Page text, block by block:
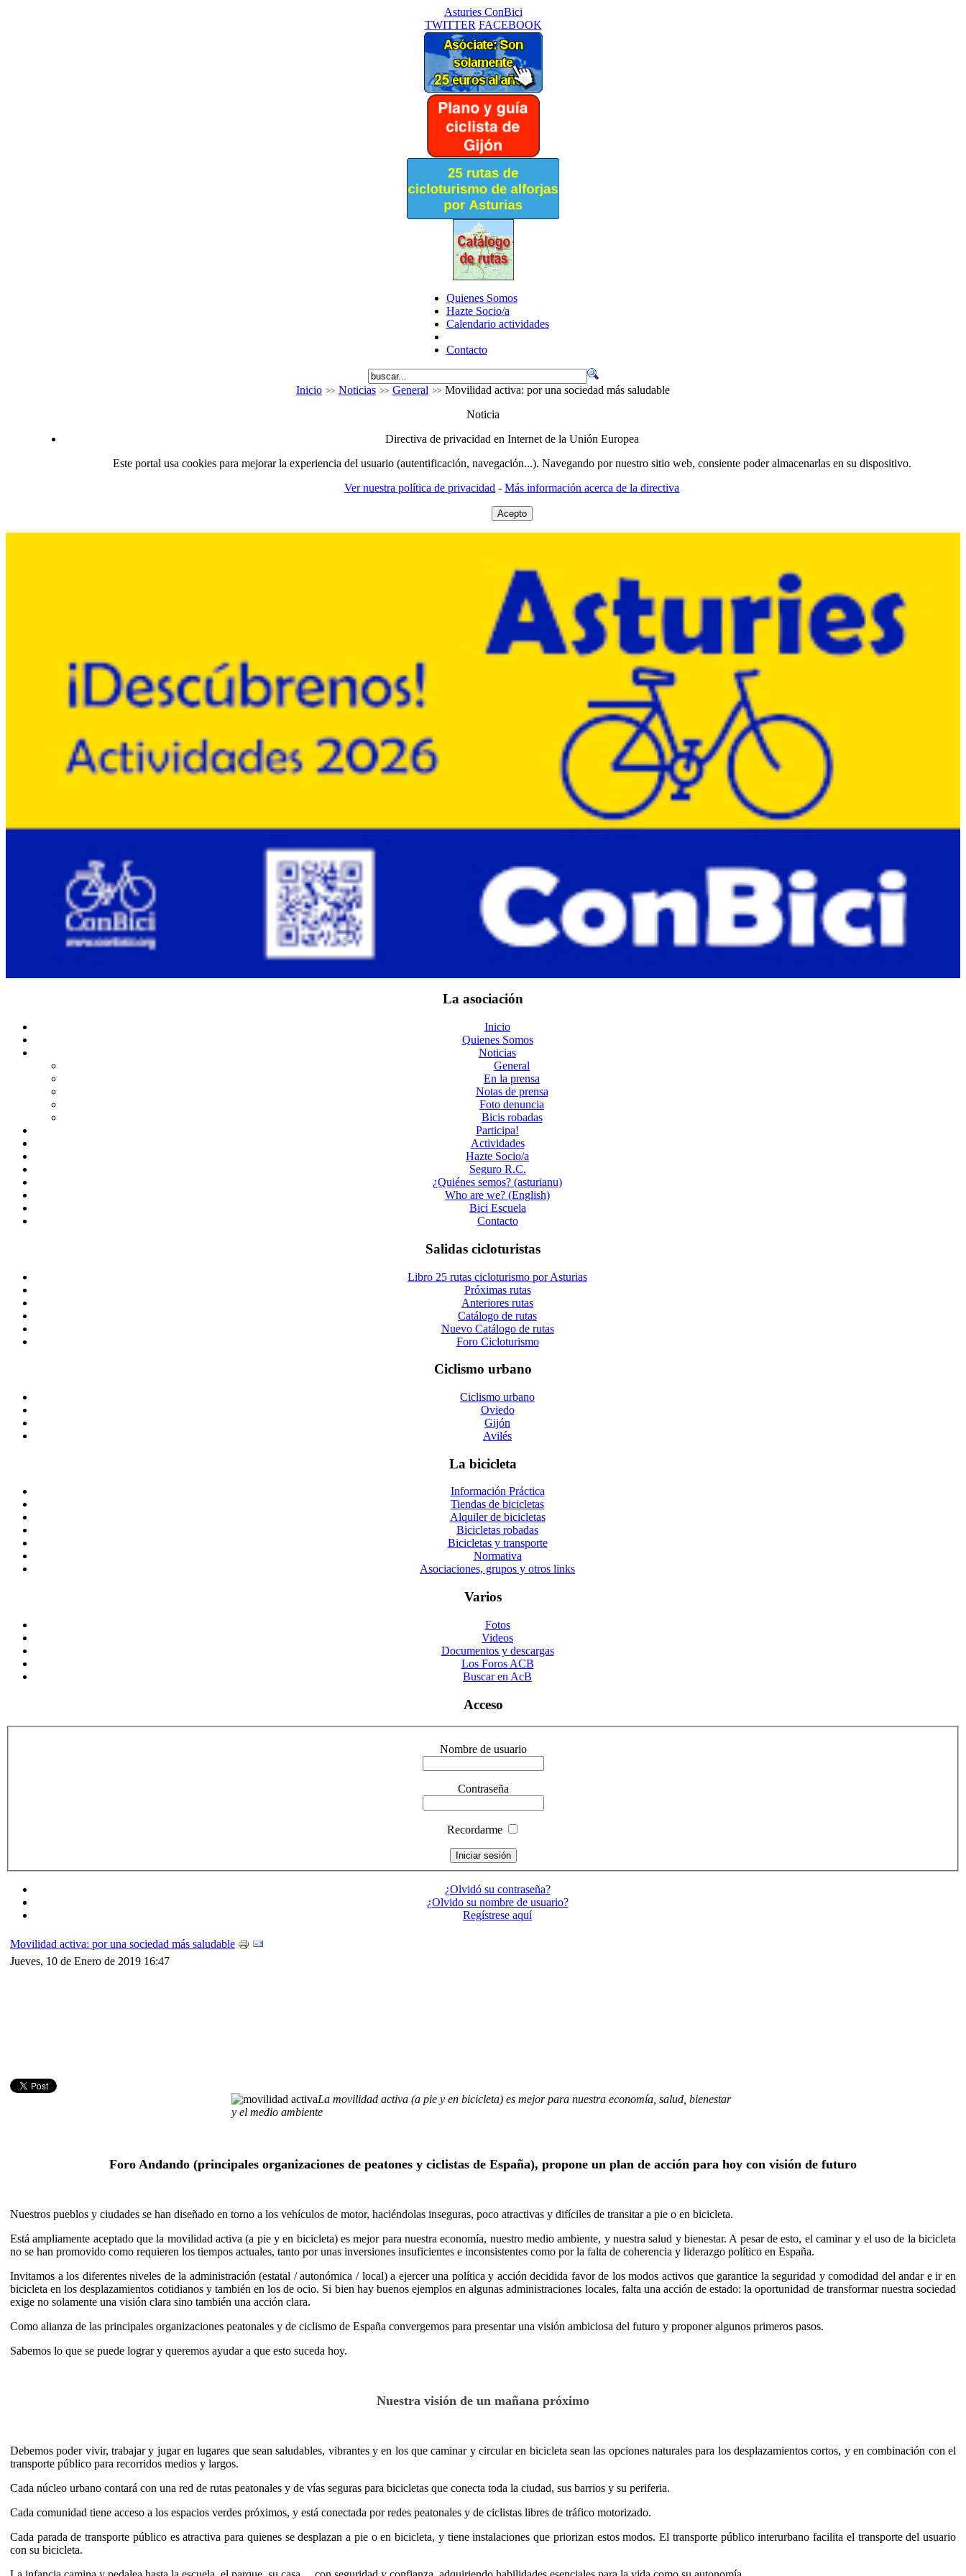
Asturies ConBici
TWITTER FACEBOOK
Quienes Somos
Hazte Socio/a
Calendario actividades
Contacto
Inicio Noticias General
Movilidad activa: por una sociedad más saludable
Noticia
Directiva de privacidad en Internet de la Unión Europea
Este portal usa cookies para mejorar la experiencia del usuario (autentificación, navegación...). Navegando por nuestro sitio web, consiente poder almacenarlas en su dispositivo.
Ver nuestra política de privacidad - Más información acerca de la directiva
Acepto
La asociación
Inicio
Quienes Somos
Noticias
General
En la prensa
Notas de prensa
Foto denuncia
Bicis robadas
Participa!
Actividades
Hazte Socio/a
Seguro R.C.
¿Quiénes semos? (asturianu)
Who are we? (English)
Bici Escuela
Contacto
Salidas cicloturistas
Libro 25 rutas cicloturismo por Asturias
Próximas rutas
Anteriores rutas
Catálogo de rutas
Nuevo Catálogo de rutas
Foro Cicloturismo
Ciclismo urbano
Ciclismo urbano
Oviedo
Gijón
Avilés
La bicicleta
Información Práctica
Tiendas de bicicletas
Alquiler de bicicletas
Bicicletas robadas
Bicicletas y transporte
Normativa
Asociaciones, grupos y otros links
Varios
Fotos
Videos
Documentos y descargas
Los Foros ACB
Buscar en AcB
Acceso
Nombre de usuario
Contraseña
Recordarme
¿Olvidó su contraseña?
¿Olvido su nombre de usuario?
Regístrese aquí
Movilidad activa: por una sociedad más saludable
Jueves, 10 de Enero de 2019 16:47
La movilidad activa (a pie y en bicicleta) es mejor para nuestra economía, salud, bienestar
y el medio ambiente
Foro Andando (principales organizaciones de peatones y ciclistas de España), propone un plan de acción para hoy con visión de futuro
Nuestros pueblos y ciudades se han diseñado en torno a los vehículos de motor, haciéndolas inseguras, poco atractivas y difíciles de transitar a pie o en bicicleta.
Está ampliamente aceptado que la movilidad activa (a pie y en bicicleta) es mejor para nuestra economía, nuestro medio ambiente, y nuestra salud y bienestar. A pesar de esto, el caminar y el uso de la bicicleta
no se han promovido como requieren los tiempos actuales, tanto por unas inversiones insuficientes e inconsistentes como por la falta de coherencia y liderazgo político en España.
Invitamos a los diferentes niveles de la administración (estatal / autonómica / local) a ejercer una política y acción decidida favor de los modos activos que garantice la seguridad y comodidad del andar e ir en
bicicleta en los desplazamientos cotidianos y también en los de ocio. Si bien hay buenos ejemplos en algunas administraciones locales, falta una acción de estado: la oportunidad de transformar nuestra sociedad
exige no solamente una visión clara sino también una acción clara.
Como alianza de las principales organizaciones peatonales y de ciclismo de España convergemos para presentar una visión ambiciosa del futuro y proponer algunos primeros pasos.
Sabemos lo que se puede lograr y queremos ayudar a que esto suceda hoy.
Nuestra visión de un mañana próximo
Debemos poder vivir, trabajar y jugar en lugares que sean saludables, vibrantes y en los que caminar y circular en bicicleta sean las opciones naturales para los desplazamientos cortos, y en combinación con el
transporte público para recorridos medios y largos.
Cada núcleo urbano contará con una red de rutas peatonales y de vías seguras para bicicletas que conecta toda la ciudad, sus barrios y su periferia.
Cada comunidad tiene acceso a los espacios verdes próximos, y está conectada por redes peatonales y de ciclistas libres de tráfico motorizado.
Cada parada de transporte público es atractiva para quienes se desplazan a pie o en bicicleta, y tiene instalaciones que priorizan estos modos. El transporte público interurbano facilita el transporte del usuario
con su bicicleta.